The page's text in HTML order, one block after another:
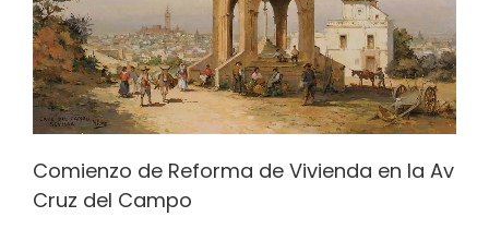
Comienzo de Reforma de Vivienda en la Av
Cruz del Campo